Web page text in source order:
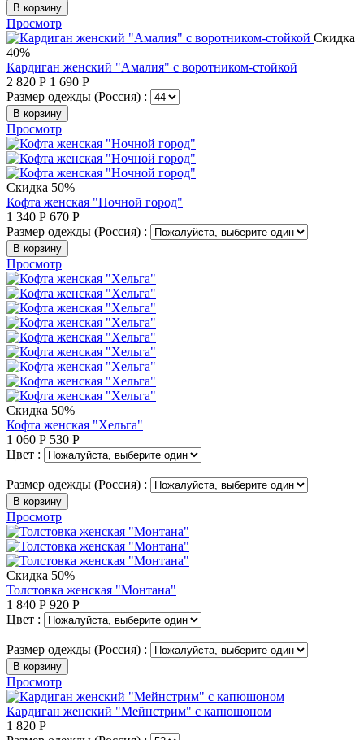
В корзину
Просмотр
Скидка
40%
Кардиган женский "Амалия" с воротником-стойкой
2 820 Р 1 690 Р
Размер одежды (Россия) :
В корзину
Просмотр
Скидка 50%
Кофта женская "Ночной город"
1 340 Р 670 Р
Размер одежды (Россия) :
В корзину
Просмотр
Скидка 50%
Кофта женская "Хельга"
1 060 Р 530 Р
Цвет :
Размер одежды (Россия) :
В корзину
Просмотр
Скидка 50%
Толстовка женская "Монтана"
1 840 Р 920 Р
Цвет :
Размер одежды (Россия) :
В корзину
Просмотр
Кардиган женский "Мейнстрим" с капюшоном
1 820 Р